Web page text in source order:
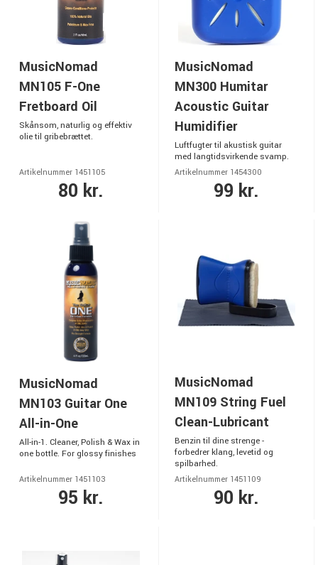
MusicNomad
MN105 F-One
Fretboard Oil
Skånsom, naturlig og effektiv
olie til gribebrættet.
Artikelnummer 1451105
80 kr.
MusicNomad
MN300 Humitar
Acoustic Guitar
Humidifier
Luftfugter til akustisk guitar
med langtidsvirkende svamp.
Artikelnummer 1454300
99 kr.
MusicNomad
MN103 Guitar One
All-in-One
All-in-1. Cleaner, Polish & Wax in
one bottle. For glossy finishes
Artikelnummer 1451103
95 kr.
MusicNomad
MN109 String Fuel
Clean-Lubricant
Benzin til dine strenge -
forbedrer klang, levetid og
spilbarhed.
Artikelnummer 1451109
90 kr.